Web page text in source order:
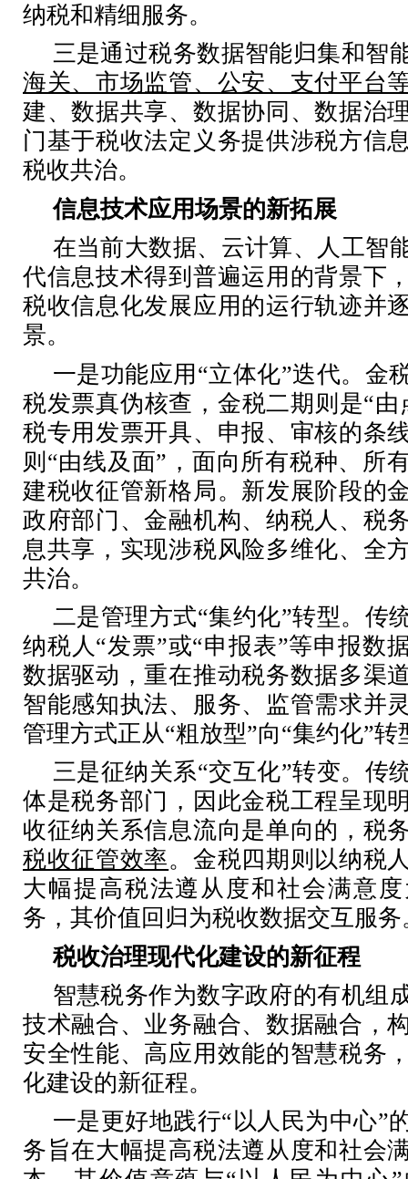
纳税和精细服务。
三是通过税务数据智能归集和智
海关、市场监管、公安、支付平台
建、数据共享、数据协同、数据治
门基于税收法定义务提供涉税方信
税收共治。
信息技术应用场景的新拓展
在当前大数据、云计算、人工智
代信息技术得到普遍运用的背景下
税收信息化发展应用的运行轨迹并
景。
一是功能应用 “立体化”迭代。金
税发票真伪核查，金税二期则是“
税专用发票开具、申报、审核的条
则“由线及面”，面向所有税种、所
建税收征管新格局。新发展阶段的
政府部门、金融机构、纳税人、税
息共享，实现涉税风险多维化、全
共治。
二是管理方式“集约化”转型。传
纳税人“发票”或“申报表”等申报数
数据驱动，重在推动税务数据多渠
智能感知执法、服务、监管需求并
管理方式正从“粗放型”向“集约化”转
三是征纳关系“交互化”转变。传
体是税务部门，因此金税工程呈现
收征纳关系信息流向是单向的，税
税收征管效率。金税四期则以纳税
大幅提高税法遵从度和社会满意
务，其价值回归为税收数据交互服务
税收治理现代化建设的新征程
智慧税务作为数字政府的有机组
技术融合、业务融合、数据融合，
安全性能、高应用效能的智慧税务
化建设的新征程。
一是更好地践行“以人民为中心”
务旨在大幅提高税法遵从度和社会